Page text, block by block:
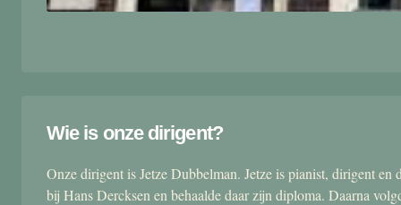
Wie is onze dirigent?
Onze dirigent is Jetze Dubbelman. Jetze is pianist, dirigent
bij Hans Dercksen en behaalde daar zijn diploma. Daarna